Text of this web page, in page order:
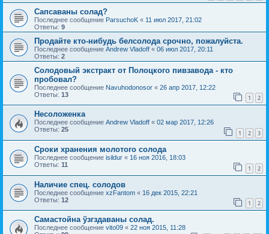
Сапсаваны солад?
Последнее сообщение ParsuchoK « 11 июл 2017, 21:02
Ответы: 9
Продайте кто-нибудь белсолода срочно, пожалуйста.
Последнее сообщение Andrew Vladoff « 06 июл 2017, 20:11
Ответы: 2
Солодовый экстракт от Полоцкого пивзавода - кто
пробовал?
Последнее сообщение Navuhodonosor « 26 апр 2017, 12:22
Ответы: 13 1 2
Несоложенка
Последнее сообщение Andrew Vladoff « 02 мар 2017, 12:26
Ответы: 25 1 2 3
Сроки хранения молотого солода
Последнее сообщение isildur « 16 ноя 2016, 18:03
Ответы: 11 1 2
Наличие спец. солодов
Последнее сообщение xzFantom « 16 дек 2015, 22:21
Ответы: 12 1 2
Самастойна ўзгздаваны солад.
Последнее сообщение vito09 « 22 ноя 2015, 11:28